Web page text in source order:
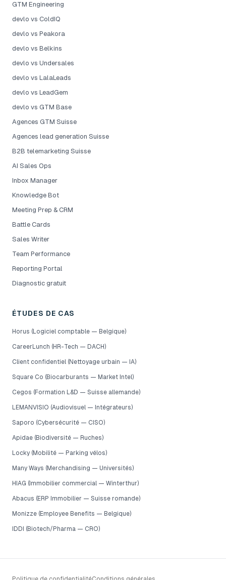
GTM Engineering
devlo vs ColdIQ
devlo vs Peakora
devlo vs Belkins
devlo vs Undersales
devlo vs LalaLeads
devlo vs LeadGem
devlo vs GTM Base
Agences GTM Suisse
Agences lead generation Suisse
B2B telemarketing Suisse
AI Sales Ops
Inbox Manager
Knowledge Bot
Meeting Prep & CRM
Battle Cards
Sales Writer
Team Performance
Reporting Portal
Diagnostic gratuit
ÉTUDES DE CAS
Horus (Logiciel comptable — Belgique)
CareerLunch (HR-Tech — DACH)
Client confidentiel (Nettoyage urbain — IA)
Square Co (Biocarburants — Market Intel)
Cegos (Formation L&D — Suisse allemande)
LEMANVISIO (Audiovisuel — Intégrateurs)
Saporo (Cybersécurité — CISO)
Apidae (Biodiversité — Ruches)
Locky (Mobilité — Parking vélos)
Many Ways (Merchandising — Universités)
HIAG (Immobilier commercial — Winterthur)
Abacus (ERP Immobilier — Suisse romande)
Monizze (Employee Benefits — Belgique)
IDDI (Biotech/Pharma — CRO)